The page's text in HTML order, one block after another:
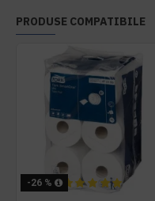
PRODUSE COMPATIBILE
-26 %